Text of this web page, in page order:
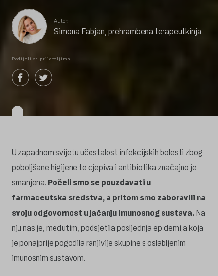
Autor:
Simona Fabjan, prehrambena terapeutkinja
Podijeli sa prijateljima:
U zapadnom svijetu učestalost infekcijskih bolesti zbog
poboljšane higijene te cjepiva i antibiotika značajno je
smanjena. Počeli smo se pouzdavati u
farmaceutska sredstva, a pritom smo zaboravili na
svoju odgovornost u jačanju imunosnog sustava.Na
nju nas je, međutim, podsjetila posljednja epidemija koja
je ponajprije pogodila ranjivije skupine s oslabljenim
imunosnim sustavom.